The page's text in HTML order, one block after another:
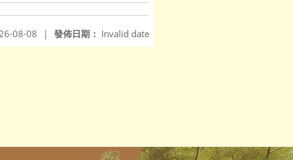
發佈日期： Invalid date
08-08 |